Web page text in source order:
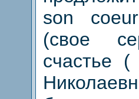
son
(свое
счастье